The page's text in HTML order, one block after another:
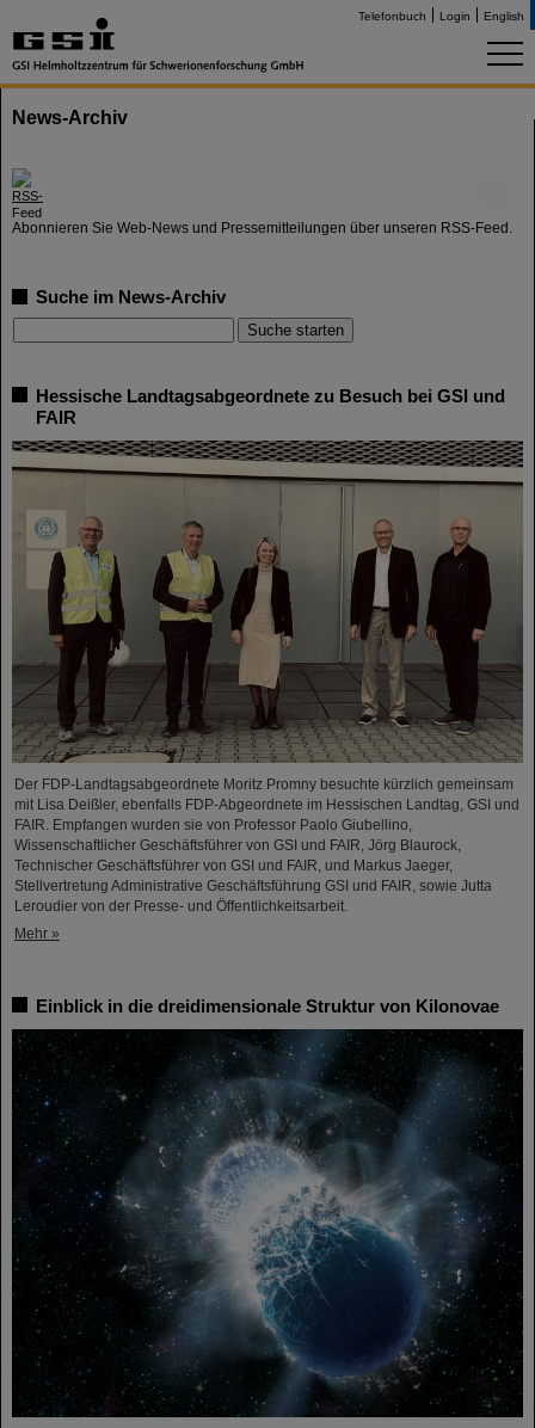
Telefonbuch Login English
News-Archiv
Abonnieren Sie Web-News und Pressemitteilungen über unseren RSS-Feed.
Suche im News-Archiv
Hessische Landtagsabgeordnete zu Besuch bei GSI und
FAIR
Der FDP-Landtagsabgeordnete Moritz Promny besuchte kürzlich gemeinsam
mit Lisa Deißler, ebenfalls FDP-Abgeordnete im Hessischen Landtag, GSI und
FAIR. Empfangen wurden sie von Professor Paolo Giubellino,
Wissenschaftlicher Geschäftsführer von GSI und FAIR, Jörg Blaurock,
Technischer Geschäftsführer von GSI und FAIR, und Markus Jaeger,
Stellvertretung Administrative Geschäftsführung GSI und FAIR, sowie Jutta
Leroudier von der Presse- und Öffentlichkeitsarbeit.
Mehr »
Einblick in die dreidimensionale Struktur von Kilonovae